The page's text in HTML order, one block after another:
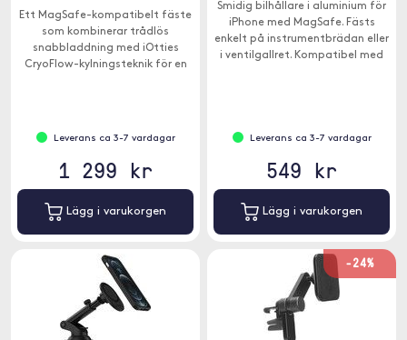
Ett MagSafe-kompatibelt fäste
som kombinerar trådlös
snabbladdning med iOtties
CryoFlow-kylningsteknik för en
Leverans ca 3-7 vardagar
1 299 kr
Lägg i varukorgen
Smidig bilhållare i aluminium för
iPhone med MagSafe. Fästs
enkelt på instrumentbrädan eller
i ventilgallret. Kompatibel med
Leverans ca 3-7 vardagar
549 kr
Lägg i varukorgen
-24%